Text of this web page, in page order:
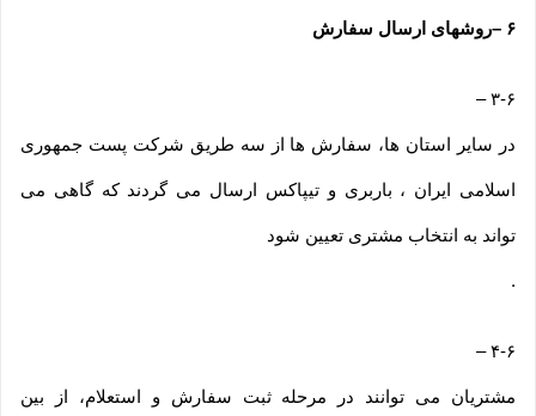
۶ –روشهای ارسال سفارش
۳-۶–
در سایر استان ها، سفارش ها از سه طریق شرکت پست جمهوری
اسلامی ایران ، باربری و تیپاکس ارسال می گردند که گاهی می
تواند به انتخاب مشتری تعیین شود
.
۴-۶–
مشتریان می توانند در مرحله ثبت سفارش و استعلام، از بین